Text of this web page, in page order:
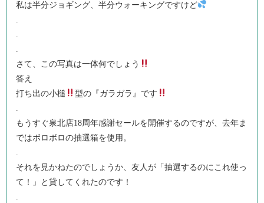
私は半分ジョギング、半分ウォーキングですけど
.
.
.
さて、この写真は一体何でしょう
答え
打ち出の小槌
型の『ガラガラ』です
.
もうすぐ泉北店18周年感謝セールを開催するのですが、去年ま
ではボロボロの抽選箱を使用。
.
それを見かねたのでしょうか、友人が「抽選するのにこれ使っ
て！」と貸してくれたのです！
.